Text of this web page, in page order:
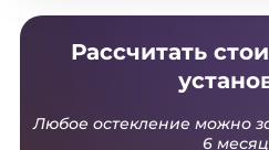
Рассчитать
Любое остекление можно
6